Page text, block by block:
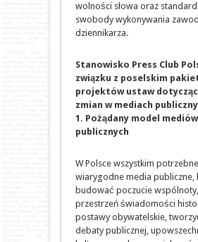
wolności słowa oraz
swobody wykonywania
dziennikarza.
Stanowisko Press Club
związku z poselskim
projektów ustaw
zmian w mediach
1. Pożądany model mediów
publicznych
W Polsce wszystkim
wiarygodne media publiczne,
budować poczucie wspólnoty,
przestrzeń świadomości
postawy obywatelskie,
debaty publicznej,